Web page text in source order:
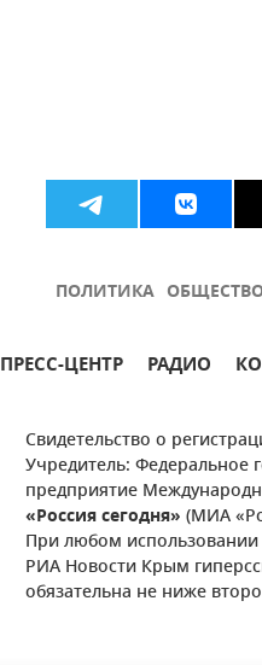
ПОЛИТИКА
ПРЕСС-ЦЕНТР РАДИО
Свидетельство о
Учредитель: Федеральное
предприятие
«Россия сегодня» (МИА
При любом использовании
РИА Новости Крым
обязательна не ниже